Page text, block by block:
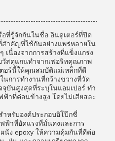
อที่รู้จักกันในชื่อ อินดูเตอร์ที่ปิด
สําคัญที่ใช้กันอย่างแพร่หลายใน
เนื่องจากการสร้างที่แข็งแกร่ง
วัสดุแกนทําจากเฟอริทคุณภาพ
อร์นี้ให้คุณสมบัติแม่เหล็กที่ดี
การทํางานที่กว้างขวางที่วัด
จุบันสูงสุดที่ระบุในแอมเปอร์ ทํา
าที่ค่อนข้างสูง โดยไม่เสียสละ
หรับองค์ประกอบอิโป๊กซี่
ฟฟ้าที่อัดแรงที่มั่นคงและการ
นัง epoxy ให้ความคุ้มกันที่ดีต่อ